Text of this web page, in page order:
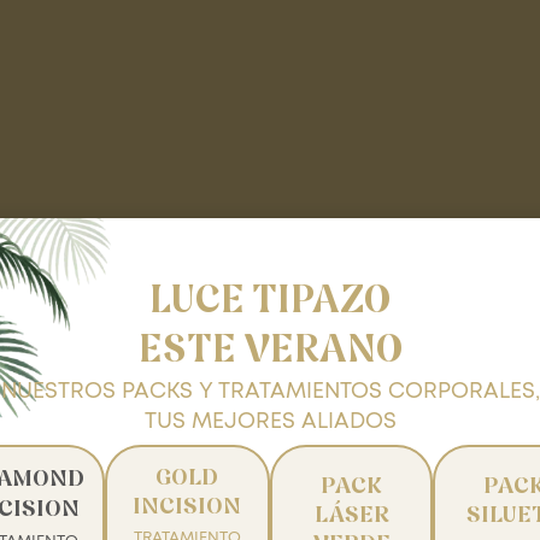
LUCE TIPAZO
ESTE VERANO
NUESTROS PACKS Y TRATAMIENTOS CORPORALES,
TUS MEJORES ALIADOS
GOLD
INCISION
PACK
LÁSER